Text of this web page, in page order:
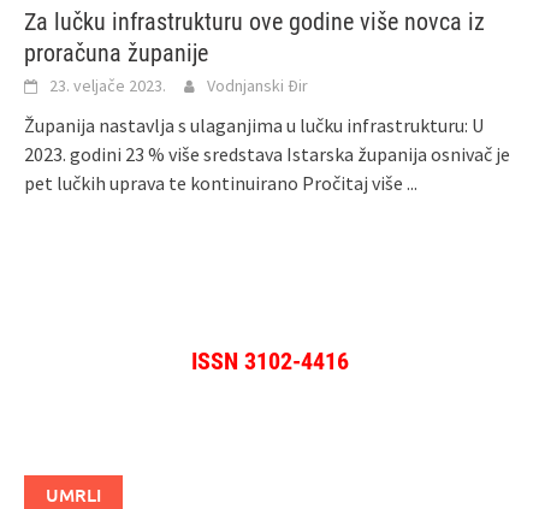
Za lučku infrastrukturu ove godine više novca iz
proračuna županije
23. veljače 2023. Vodnjanski Đir
Županija nastavlja s ulaganjima u lučku infrastrukturu: U
2023. godini 23 % više sredstava Istarska županija osnivač je
pet lučkih uprava te kontinuirano Pročitaj više ...
ISSN 3102-4416
UMRLI